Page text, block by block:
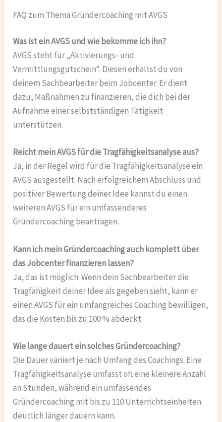
FAQ zum Thema Gründercoaching mit AVGS
Was ist ein AVGS und wie bekomme ich ihn?
AVGS steht für „Aktivierungs- und
Vermittlungsgutschein“. Diesen erhältst du von
deinem Sachbearbeiter beim Jobcenter. Er dient
dazu, Maßnahmen zu finanzieren, die dich bei der
Aufnahme einer selbstständigen Tätigkeit
unterstützen.
Reicht mein AVGS für die Tragfähigkeitsanalyse aus?
Ja, in der Regel wird für die Tragfähigkeitsanalyse ein
AVGS ausgestellt. Nach erfolgreichem Abschluss und
positiver Bewertung deiner Idee kannst du einen
weiteren AVGS für ein umfassenderes
Gründercoaching beantragen.
Kann ich mein Gründercoaching auch komplett über
das Jobcenter finanzieren lassen?
Ja, das ist möglich. Wenn dein Sachbearbeiter die
Tragfähigkeit deiner Idee als gegeben sieht, kann er
einen AVGS für ein umfangreiches Coaching bewilligen,
das die Kosten bis zu 100 % abdeckt.
Wie lange dauert ein solches Gründercoaching?
Die Dauer variiert je nach Umfang des Coachings. Eine
Tragfähigkeitsanalyse umfasst oft eine kleinere Anzahl
an Stunden, während ein umfassendes
Gründercoaching mit bis zu 110 Unterrichtseinheiten
deutlich länger dauern kann.